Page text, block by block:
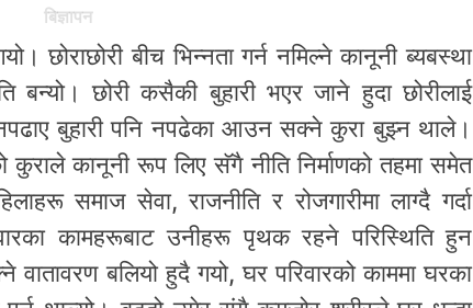
बिज्ञापन
छोराछोरी बीच भिन्नता गर्न नमिल्ने कानूनी ब्यबस्था
बन्यो। छोरी कसैकी बुहारी भएर जाने हुदा छोरीलाई
बुहारी पनि नपढेका आउन सक्ने कुरा बुझ्न थाले।
कानूनी रूप लिए सॅगै नीति निर्माणको तहमा समेत
समाज सेवा, राजनीति र रोजगारीमा लाग्दै गर्दा
कामहरूबाट उनीहरू पृथक रहने परिस्थिति हुन
बलियो हुदै गयो, घर परिवारको काममा घरका